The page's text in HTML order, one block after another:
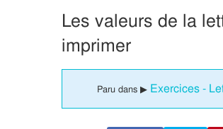
Les valeurs de la
imprimer
Paru dans ▶ Exercices -